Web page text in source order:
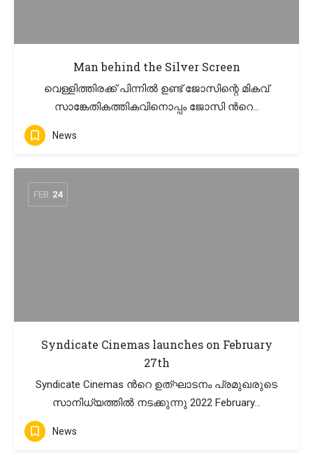
Man behind the Silver Screen
വെള്ളിത്തിരക്ക് പിന്നിൽ ഉണ്ട് ജോസിന്റെ മികവ്
സാങ്കേതികത്തികവിനൊപ്പം ജോസി ന്‍റെ…
News
FEB 24
Syndicate Cinemas launches on February
27th
Syndicate Cinemas ന്‍റെ ഉത്ഘാടനം പ്രമുഖരുടെ
സാനിധ്യത്തില്‍ നടക്കുന്നു​ 2022 February…
News